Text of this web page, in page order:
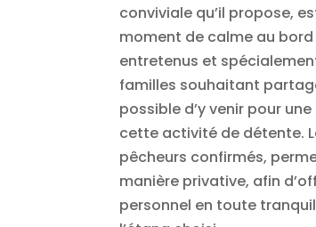
conviviale qu’il propose,
moment de calme au bord
entretenus et
familles souhaitant
possible d’y venir pour
cette activité de détente.
pêcheurs confirmés,
manière privative, afin
personnel en toute